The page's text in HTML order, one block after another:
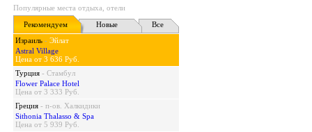
Популярные места отдыха, отели
Рекомендуем
Новые
Все
Израиль - Эйлат
Astral Village
Цена от 3 636 Руб.
Турция - Стамбул
Flower Palace Hotel
Цена от 3 333 Руб.
Греция - п-ов. Халкидики
Sithonia Thalasso & Spa
Цена от 5 939 Руб.